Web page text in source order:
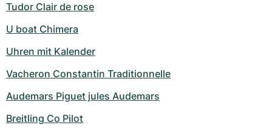
Tudor Clair de rose
U boat Chimera
Uhren mit Kalender
Vacheron Constantin Traditionnelle
Audemars Piguet jules Audemars
Breitling Co Pilot